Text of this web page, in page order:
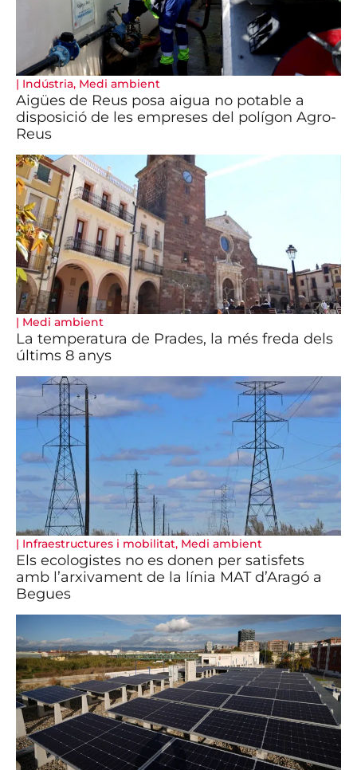
| Indústria, Medi ambient
Aigües de Reus posa aigua no potable a
disposició de les empreses del polígon Agro-
Reus
| Medi ambient
La temperatura de Prades, la més freda dels
últims 8 anys
| Infraestructures i mobilitat, Medi ambient
Els ecologistes no es donen per satisfets
amb l’arxivament de la línia MAT d’Aragó a
Begues